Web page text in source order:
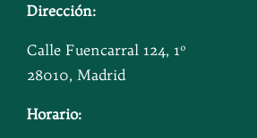
Dirección:
Calle Fuencarral 124, 1º
28010, Madrid
Horario: